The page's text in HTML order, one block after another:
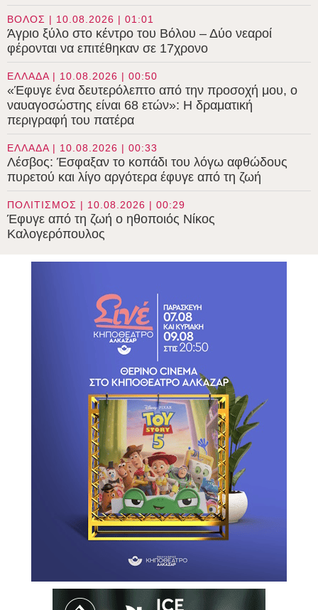
ΒΟΛΟΣ | 10.08.2026 | 01:01
Άγριο ξύλο στο κέντρο του Βόλου – Δύο νεαροί
φέρονται να επιτέθηκαν σε 17χρονο
ΕΛΛΑΔΑ | 10.08.2026 | 00:50
«Έφυγε ένα δευτερόλεπτο από την προσοχή μου, ο
ναυαγοσώστης είναι 68 ετών»: Η δραματική
περιγραφή του πατέρα
ΕΛΛΑΔΑ | 10.08.2026 | 00:33
Λέσβος: Έσφαξαν το κοπάδι του λόγω αφθώδους
πυρετού και λίγο αργότερα έφυγε από τη ζωή
ΠΟΛΙΤΙΣΜΟΣ | 10.08.2026 | 00:29
Έφυγε από τη ζωή ο ηθοποιός Νίκος
Καλογερόπουλος